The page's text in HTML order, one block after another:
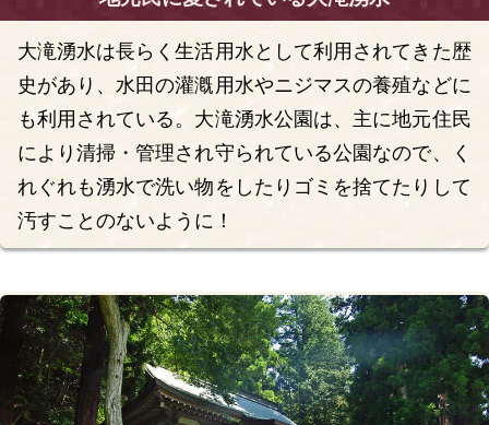
大滝湧水は長らく生活用水として利用されてきた歴
史があり、水田の灌漑用水やニジマスの養殖などに
も利用されている。大滝湧水公園は、主に地元住民
により清掃・管理され守られている公園なので、く
れぐれも湧水で洗い物をしたりゴミを捨てたりして
汚すことのないように！